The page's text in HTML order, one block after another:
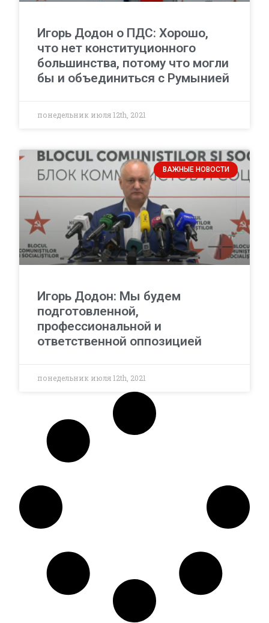
Игорь Додон о ПДС: Хорошо,
что нет конституционного
большинства, потому что могли
бы и объединиться с Румынией
понедельник июля 12th, 2021
ВАЖНЫЕ НОВОСТИ
Игорь Додон: Мы будем
подготовленной,
профессиональной и
ответственной оппозицией
понедельник июля 12th, 2021